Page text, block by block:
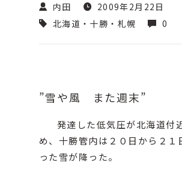
内田
2009年2月22日
北海道・十勝・札幌
0
”雪や風 また週末”
発達した低気圧が北海道付
め、十勝管内は２０日から２１
った雪が降った。